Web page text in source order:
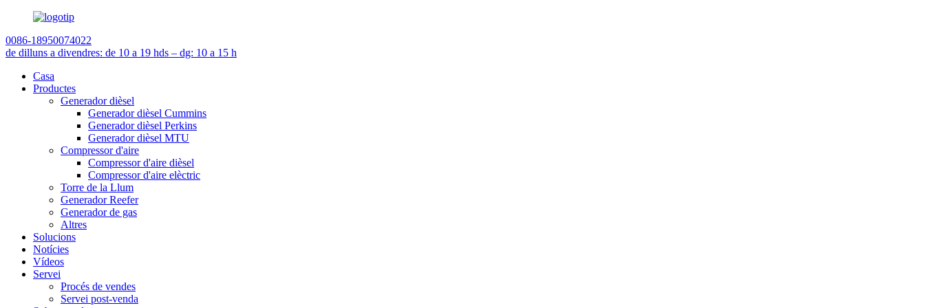
0086-18950074022
de dilluns a divendres: de 10 a 19 hds – dg: 10 a 15 h
Casa
Productes
Generador dièsel
Generador dièsel Cummins
Generador dièsel Perkins
Generador dièsel MTU
Compressor d'aire
Compressor d'aire dièsel
Compressor d'aire elèctric
Torre de la Llum
Generador Reefer
Generador de gas
Altres
Solucions
Notícies
Vídeos
Servei
Procés de vendes
Servei post-venda